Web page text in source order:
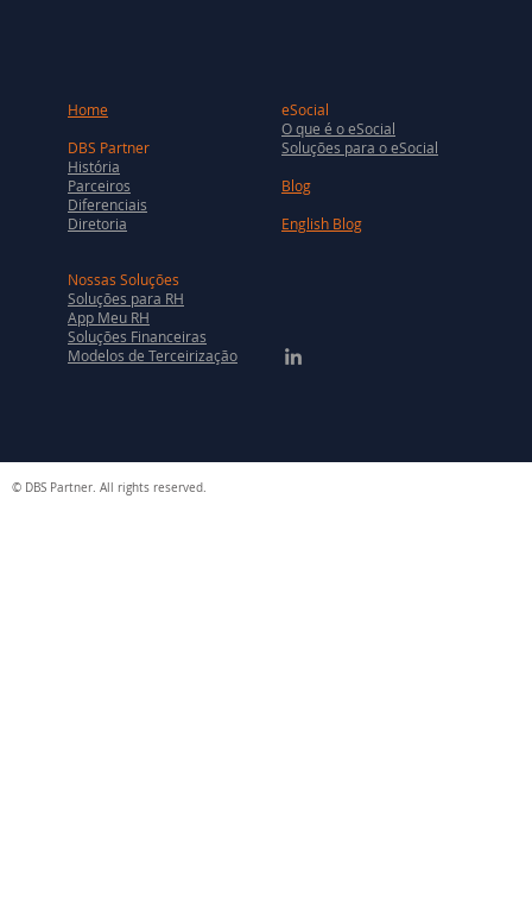
Home
DBS Partner
História
Parceiros
Diferenciais
Diretoria
eSocial
O que é o eSocial
Soluções para o eSocial
Blog
English Blog
Nossas Soluções
Soluções para RH
App Meu RH
Soluções Financeiras
Modelos de Terceirização
© DBS Partner. All rights reserved.